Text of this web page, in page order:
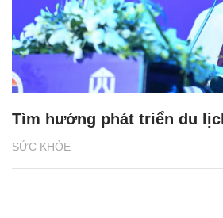
SỨC KHỎE
Tìm hướng phát triển du